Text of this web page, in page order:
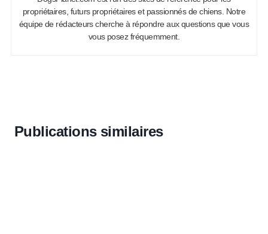
propriétaires, futurs propriétaires et passionnés de chiens. Notre
équipe de rédacteurs cherche à répondre aux questions que vous
vous posez fréquemment.
Publications similaires